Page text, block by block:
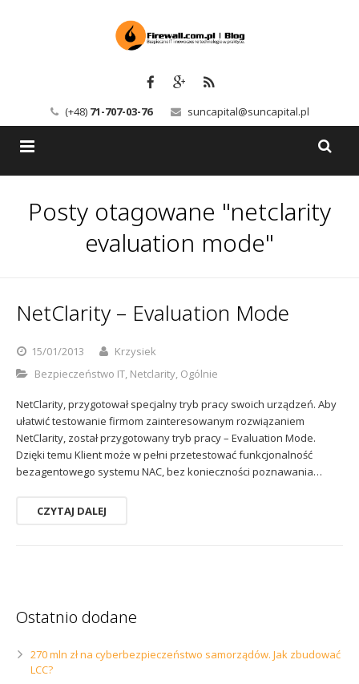
(+48) 71-707-03-76 suncapital@suncapital.pl
Backup-Solutions
Sophos
Usługi
Polityka prywatności
Posty otagowane "netclarity
evaluation mode"
NetClarity – Evaluation Mode
15/01/2013
Krzysiek
Bezpieczeństwo IT, Netclarity, Ogólnie
NetClarity, przygotował specjalny tryb pracy swoich urządzeń. Aby
ułatwić testowanie firmom zainteresowanym rozwiązaniem
NetClarity, został przygotowany tryb pracy – Evaluation Mode.
Dzięki temu Klient może w pełni przetestować funkcjonalność
bezagentowego systemu NAC, bez konieczności poznawania…
CZYTAJ DALEJ
Ostatnio dodane
270 mln zł na cyberbezpieczeństwo samorządów. Jak zbudować
LCC?